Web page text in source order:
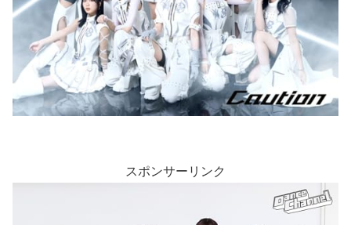
スポンサーリンク